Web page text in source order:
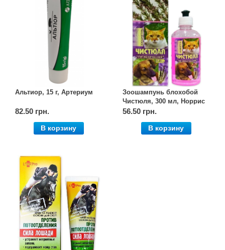
Альтиор, 15 г, Артериум
82.50 грн.
В корзину
Зоошампунь блохобой
Чистюля, 300 мл, Норрис
56.50 грн.
В корзину